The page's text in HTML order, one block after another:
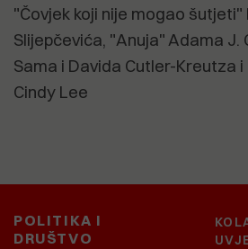
"Čovjek koji nije mogao šutjeti"
Slijepčevića, "Anuja" Adama J.
Sama i Davida Cutler-Kreutza
Cindy Lee
POLITIKA I
DRUŠTVO